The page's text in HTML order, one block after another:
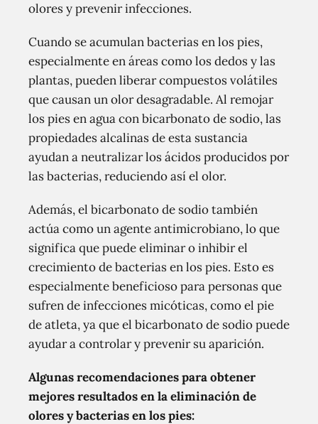
olores y prevenir infecciones.
Cuando se acumulan bacterias en los pies,
especialmente en áreas como los dedos y las
plantas, pueden liberar compuestos volátiles
que causan un olor desagradable. Al remojar
los pies en agua con bicarbonato de sodio, las
propiedades alcalinas de esta sustancia
ayudan a neutralizar los ácidos producidos por
las bacterias, reduciendo así el olor.
Además, el bicarbonato de sodio también
actúa como un agente antimicrobiano, lo que
significa que puede eliminar o inhibir el
crecimiento de bacterias en los pies. Esto es
especialmente beneficioso para personas que
sufren de infecciones micóticas, como el pie
de atleta, ya que el bicarbonato de sodio puede
ayudar a controlar y prevenir su aparición.
Algunas recomendaciones para obtener
mejores resultados en la eliminación de
olores y bacterias en los pies: